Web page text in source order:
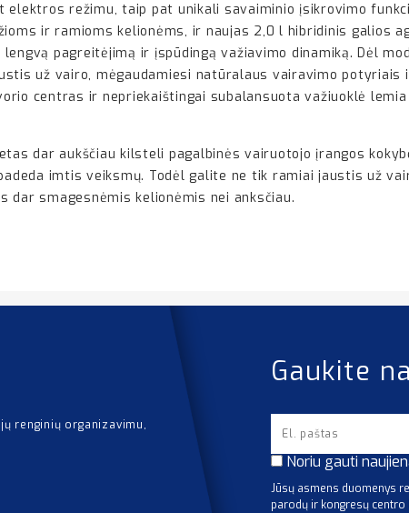
režimu, taip pat unikali savaiminio įsikrovimo
ir ramioms kelionėms, ir naujas 2,0 l hibridinis galios
pagreitėjimą ir įspūdingą važiavimo dinamiką. Dėl
už vairo, mėgaudamiesi natūralaus vairavimo potyriais
centras ir nepriekaištingai subalansuota važiuoklė
dar aukščiau kilsteli pagalbinės vairuotojo įrangos
imtis veiksmų. Todėl galite ne tik ramiai jaustis už
smagesnėmis kelionėmis nei anksčiau.
renginių organizavimu,
Gaukite
Noriu gauti
Jūsų asmens duomenys
parodų ir kongresų centro